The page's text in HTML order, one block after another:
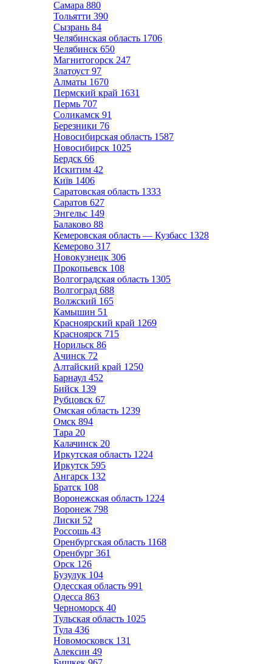
Самара 880
Тольятти 390
Сызрань 84
Челябинская область 1706
Челябинск 650
Магнитогорск 247
Златоуст 97
Алматы 1670
Пермский край 1631
Пермь 707
Соликамск 91
Березники 76
Новосибирская область 1587
Новосибирск 1025
Бердск 66
Искитим 42
Київ 1406
Саратовская область 1333
Саратов 627
Энгельс 149
Балаково 88
Кемеровская область — Кузбасс 1328
Кемерово 317
Новокузнецк 306
Прокопьевск 108
Волгоградская область 1305
Волгоград 688
Волжский 165
Камышин 51
Красноярский край 1269
Красноярск 715
Норильск 86
Ачинск 72
Алтайский край 1250
Барнаул 452
Бийск 139
Рубцовск 67
Омская область 1239
Омск 894
Тара 20
Калачинск 20
Иркутская область 1224
Иркутск 595
Ангарск 132
Братск 108
Воронежская область 1224
Воронеж 798
Лиски 52
Россошь 43
Оренбургская область 1168
Оренбург 361
Орск 126
Бузулук 104
Одесская область 991
Одесса 863
Черноморск 40
Тульская область 1025
Тула 436
Новомосковск 131
Алексин 49